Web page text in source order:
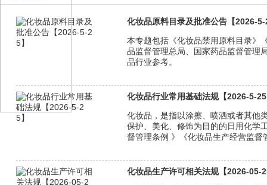
化妆品原料目录及批准公告【2026-5-
本专题包括《化妆品禁用原料目录》
品监督管理总局、国家药品监督管理
品行业参考。
化妆品行业常用基础法规【2026-5-
化妆品，是指以涂擦、喷洒或者其他
保护、美化、修饰为目的的日用化学
督管理条例 》《化妆品生产经营监
化妆品生产许可相关法规【2026-05-